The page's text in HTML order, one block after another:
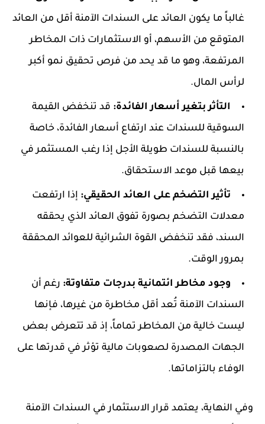
غالباً ما يكون العائد على السندات الآمنة أقل من العائد
المتوقع من الأسهم، أو الاستثمارات ذات المخاطر
المرتفعة، وهو ما قد يحد من فرص تحقيق نمو أكبر
لرأس المال.
التأثر بتغير أسعار الفائدة: قد تنخفض القيمة
السوقية للسندات عند ارتفاع أسعار الفائدة، خاصة
بالنسبة للسندات طويلة الأجل إذا رغب المستثمر في
بيعها قبل موعد الاستحقاق.
تأثير التضخم على العائد الحقيقي: إذا ارتفعت
معدلات التضخم بصورة تفوق العائد الذي يحققه
السند، فقد تنخفض القوة الشرائية للعوائد المحققة
بمرور الوقت.
وجود مخاطر ائتمانية بدرجات متفاوتة: رغم أن
السندات الآمنة تُعد أقل مخاطرة من غيرها، فإنها
ليست خالية من المخاطر تماماً، إذ قد تتعرض بعض
الجهات المصدرة لصعوبات مالية تؤثر في قدرتها على
الوفاء بالتزاماتها.
وفي النهاية، يعتمد قرار الاستثمار في السندات الآمنة